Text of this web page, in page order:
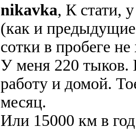
nikavka, К стати,
(как и предыдущие
сотки в пробеге не
У меня 220 тыков.
работу и домой.
месяц.
Или 15000 км в